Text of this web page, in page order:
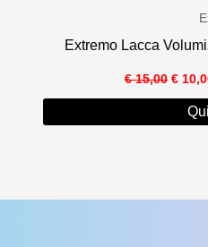
Extremo Lacca
€15,00 Il
prezzo
era:
€